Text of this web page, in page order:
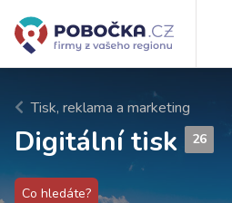
Tisk, reklama a marketing
Digitální tisk 26
Co hledáte?